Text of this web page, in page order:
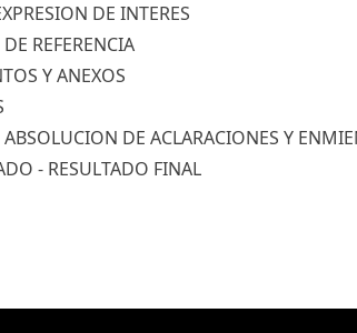
DE INTERES
REFERENCIA
Y ANEXOS
DE ACLARACIONES Y
- RESULTADO FINAL